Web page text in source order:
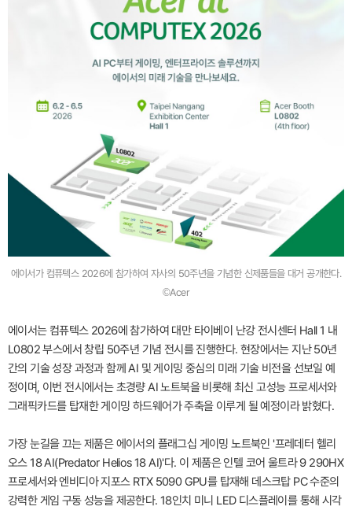
에이서가 컴퓨텍스 2026에 참가하여 자사의 50주년을 기념한 신제품들을 대거 공개한다.
©Acer
에이서는 컴퓨텍스 2026에 참가하여 대만 타이베이 난강 전시센터 Hall 1 내
L0802 부스에서 창립 50주년 기념 전시를 진행한다. 현장에서는 지난 50년
간의 기술 성장 과정과 함께 AI 및 게이밍 중심의 미래 기술 비전을 선보일 예
정이며, 이번 전시에서는 초경량 AI 노트북을 비롯해 최신 고성능 프로세서와
그래픽카드를 탑재한 게이밍 하드웨어가 주축을 이루게 될 예정이라 밝혔다.
가장 눈길을 끄는 제품은 에이서의 플래그십 게이밍 노트북인 '프레데터 헬리
오스 18 AI(Predator Helios 18 AI)'다. 이 제품은 인텔 코어 울트라 9 290HX
프로세서와 엔비디아 지포스 RTX 5090 GPU를 탑재해 데스크탑 PC 수준의
강력한 게임 구동 성능을 제공한다. 18인치 미니 LED 디스플레이를 통해 시각